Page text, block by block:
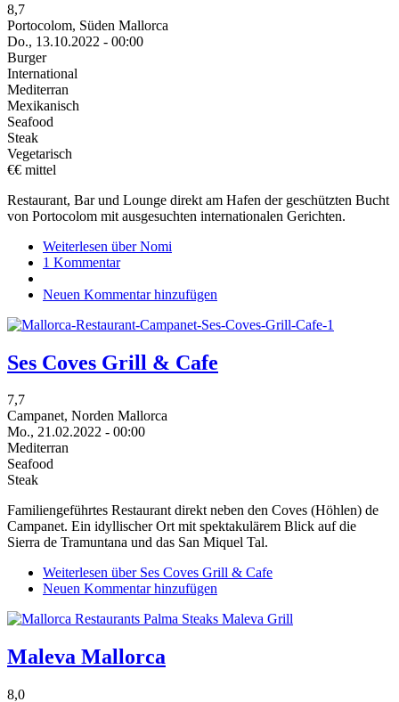
8,7
Portocolom, Süden Mallorca
Do., 13.10.2022 - 00:00
Burger
International
Mediterran
Mexikanisch
Seafood
Steak
Vegetarisch
€€ mittel
Restaurant, Bar und Lounge direkt am Hafen der geschützten Bucht
von Portocolom mit ausgesuchten internationalen Gerichten.
Weiterlesen über Nomi
1 Kommentar
Neuen Kommentar hinzufügen
Ses Coves Grill & Cafe
7,7
Campanet, Norden Mallorca
Mo., 21.02.2022 - 00:00
Mediterran
Seafood
Steak
Familiengeführtes Restaurant direkt neben den Coves (Höhlen) de
Campanet. Ein idyllischer Ort mit spektakulärem Blick auf die
Sierra de Tramuntana und das San Miquel Tal.
Weiterlesen über Ses Coves Grill & Cafe
Neuen Kommentar hinzufügen
Maleva Mallorca
8,0